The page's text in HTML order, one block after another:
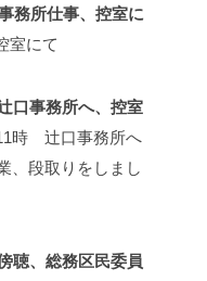
務所仕事、控室に
にて
口事務所へ、控室
時 辻口事務所へ
、段取りをしまし
聴、総務区民委員